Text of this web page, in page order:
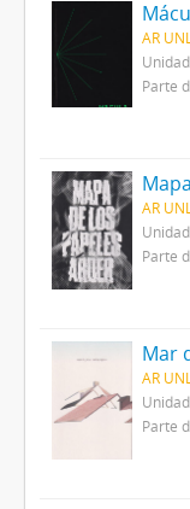
AR
Parte
AR
Parte
Mar
AR
Parte